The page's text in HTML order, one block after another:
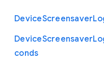
DeviceScreensaver
DeviceScreensaver
conds